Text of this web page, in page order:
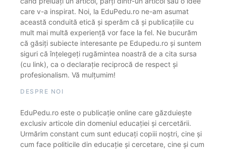
care v-a inspirat. Noi, la EduPedu.ro ne-am asumat
această conduită etică și sperăm că și publicațiile cu
mult mai multă experiență vor face la fel. Ne bucurăm
că găsiți subiecte interesante pe Edupedu.ro și suntem
siguri că înțelegeți rugămintea noastră de a cita sursa
(cu link), ca o declarație reciprocă de respect și
profesionalism. Vă mulțumim!
DESPRE NOI
EduPedu.ro este o publicație online care găzduiește
exclusiv articole din domeniul educației și cercetării.
Urmărim constant cum sunt educați copiii noștri, cine și
cum face politicile din educație și cercetare, cine și cum